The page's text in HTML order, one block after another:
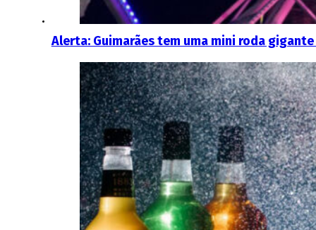
Alerta: Guimarães tem uma mini roda